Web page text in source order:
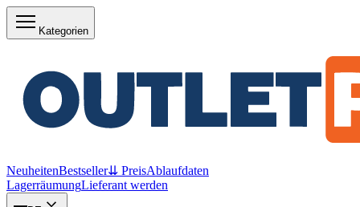
Kategorien
NeuheitenBestseller⇊ PreisAblaufdaten
LagerräumungLieferant werden